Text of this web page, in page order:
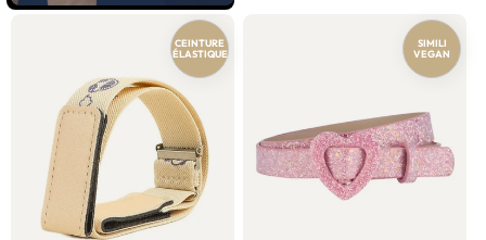
permettant
filles
passer
CEINTURE
ÉLASTIQUE
SIMILI
VEGAN